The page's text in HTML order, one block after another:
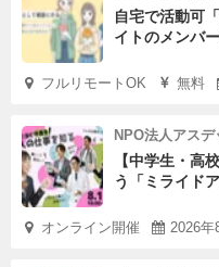
自宅で活動可
イトのメンバ
フルリモートOK 無料
NPO法人アスデ
【中学生・高
う「ミライド
オンライン開催 2026年